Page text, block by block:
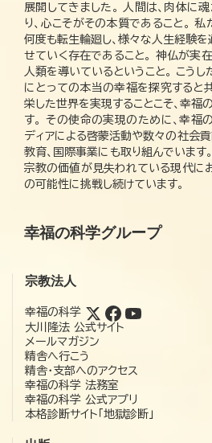
展開してきました。 人間は、肉体に
り、心こそがその本質であること。
何度も転生輪廻し、様々な人生経験を
せていく存在であること。 神仏が実在
人類を導いているということ。 こう
にとっての本当の幸福を探究すると
栄した世界を実現することこそ、幸福
す。 その使命の実現のために、幸福
ディアによる啓蒙活動や数々の社会貢
教育、国際事業にも取り組んでいます
宗教の価値が見失われている現代に
の可能性に挑戦し続けています。
幸福の科学グループ
宗教法人
幸福の科学
大川隆法 公式サイト
メールマガジン
精舎へ行こう
精舎・支部へのアクセス
幸福の科学 法務室
幸福の科学 公式アプリ
本格診断サイト「地獄診断」